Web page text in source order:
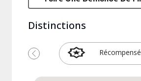
Distinctions
Récompensé
Précédent